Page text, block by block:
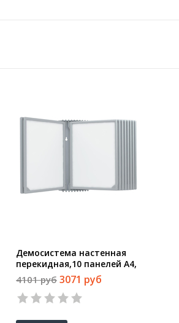
Демосистема настенная
перекидная,10 панелей А4,
цвет серый 153079-03
4101 руб 3071 руб